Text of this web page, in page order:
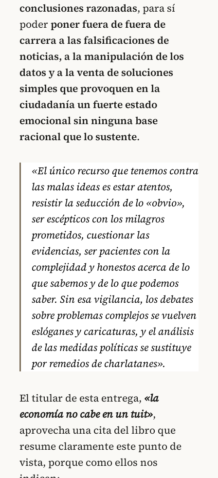
conclusiones razonadas, para sí
poderponer fuera de fuera de
carrera a las falsificaciones de
noticias, a la manipulación de los
datos y a la venta de soluciones
simples que provoquen en la
ciudadanía un fuerte estado
emocional sin ninguna base
racional que lo sustente.
«El único recurso que tenemos contra
las malas ideas es estar atentos,
resistir la seducción de lo «obvio»,
ser escépticos con los milagros
prometidos, cuestionar las
evidencias, ser pacientes con la
complejidad y honestos acerca de lo
que sabemos y de lo que podemos
saber. Sin esa vigilancia, los debates
sobre problemas complejos se vuelven
eslóganes y caricaturas, y el análisis
de las medidas políticas se sustituye
por remedios de charlatanes».
El titular de esta entrega, «la
economía no cabe en un tuit»,
aprovecha una cita del libro que
resume claramente este punto de
vista, porque como ellos nos